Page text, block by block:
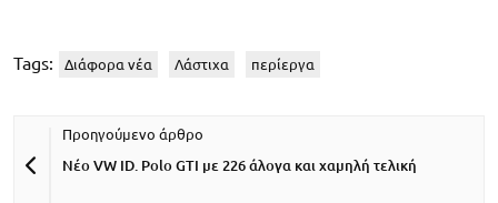
Tags: Διάφορα νέα Λάστιχα περίεργα
Νέο VW ID. Polo GTI με 226 άλογα και χαμηλή τελική